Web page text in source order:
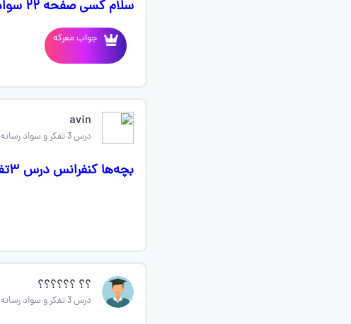
سلام کسی صفحه ۲۲ سواد رسانه رو جواب داده؟
جواب معرکه
avin
درس 3 تفکر و سواد رسانه ای
بچه‌ها کنفرانس درس ۳تفکر و سواد رسانه ای دارم میشه خلاصه شو برام بفرستین
؟؟ ؟؟؟؟؟؟
درس 3 تفکر و سواد رسانه ای